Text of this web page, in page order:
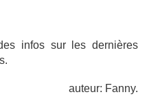
infos sur les dernières
auteur: Fanny.